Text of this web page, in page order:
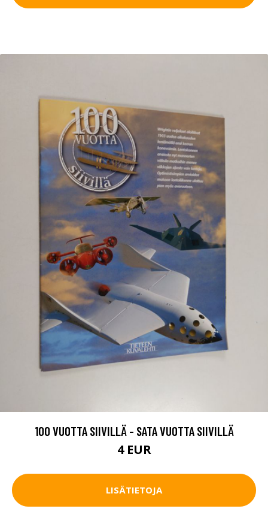
100 VUOTTA SIIVILLÄ - SATA VUOTTA SIIVILLÄ
4 EUR
LISÄTIETOJA